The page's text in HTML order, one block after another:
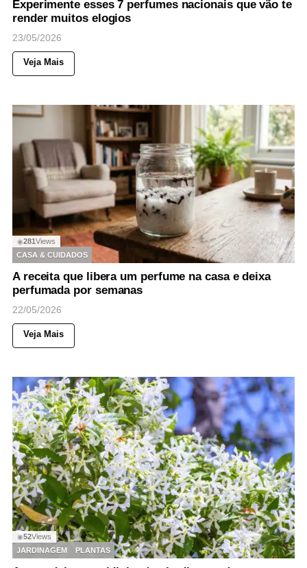
Experimente esses 7 perfumes nacionais que vão te
render muitos elogios
23/05/2026
Veja Mais
◉281 Views
CASA & CUIDADOS
A receita que libera um perfume na casa e deixa
perfumada por semanas
22/05/2026
Veja Mais
◉52Views
JARDINAGEM
PLANTAS